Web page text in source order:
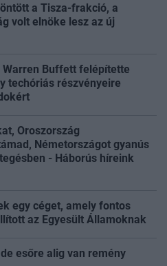
a Tisza-frakció, a
volt elnöke lesz az új
Warren Buffett felépítette
techóriás részvényeire
Oroszország
Németországot gyanús
- Háborús híreink
egy céget, amely fontos
az Egyesült Államoknak
esőre alig van remény